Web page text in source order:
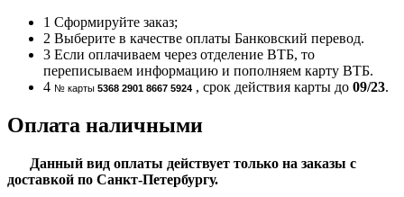
1 Сформируйте заказ;
2 Выберите в качестве оплаты Банковский перевод.
3 Если оплачиваем через отделение ВТБ, то
переписываем информацию и пополняем карту ВТБ.
4 № карты 5368 2901 8667 5924 , срок действия карты до 09/23.
Оплата наличными
Данный вид оплаты действует только на заказы с
доставкой по Санкт-Петербургу.